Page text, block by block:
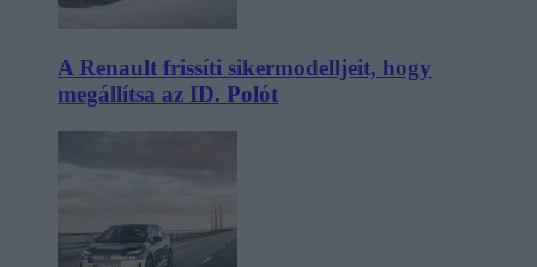
A Renault frissíti sikermodelljeit, hogy
megállítsa az ID. Polót